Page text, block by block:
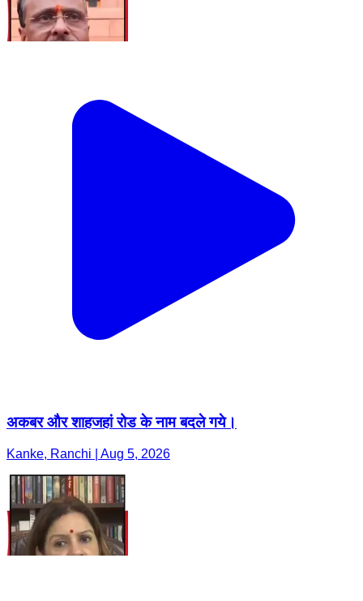
अकबर और शाहजहां रोड के नाम बदले गये।
Kanke, Ranchi | Aug 5, 2026